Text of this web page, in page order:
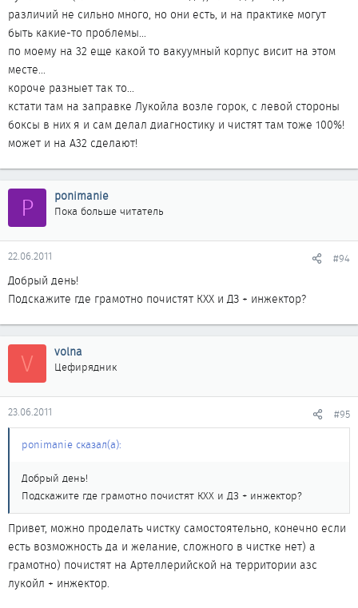
различий не сильно много, но они есть, и на практике могут
быть какие-то проблемы...
по моему на 32 еще какой то вакуумный корпус висит на этом
месте...
короче разныет так то...
кстати там на заправке Лукойла возле горок, с левой стороны
боксы в них я и сам делал диагностику и чистят там тоже 100%!
может и на А32 сделают!
P ponimanie
Пока больше читатель
22.06.2011 #94
Добрый день!
Подскажите где грамотно почистят КХХ и ДЗ + инжектор?
V volna
Цефирядник
23.06.2011 #95
ponimanie сказал(а):
Добрый день!
Подскажите где грамотно почистят КХХ и ДЗ + инжектор?
Привет, можно проделать чистку самостоятельно, конечно если
есть возможность да и желание, сложного в чистке нет) а
грамотно) почистят на Артеллерийской на территории азс
лукойл + инжектор.